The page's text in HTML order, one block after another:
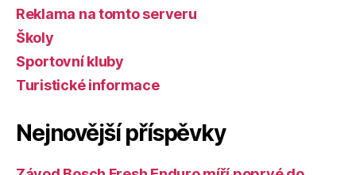
Reklama na tomto serveru
Školy
Sportovní kluby
Turistické informace
Nejnovější příspěvky